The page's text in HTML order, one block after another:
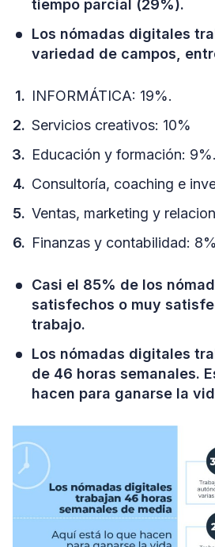
tiempo parcial (29%).
Los nómadas digitales
variedad de campos,
INFORMÁTICA: 19%.
Servicios creativos: 10%
Educación y formación: 9%.
Consultoría, coaching e
Ventas, marketing y
Finanzas y contabilidad: 8%
Casi el 85% de los
satisfechos o muy
trabajo.
Los nómadas digitales
de 46 horas semanales.
hacen para ganarse la